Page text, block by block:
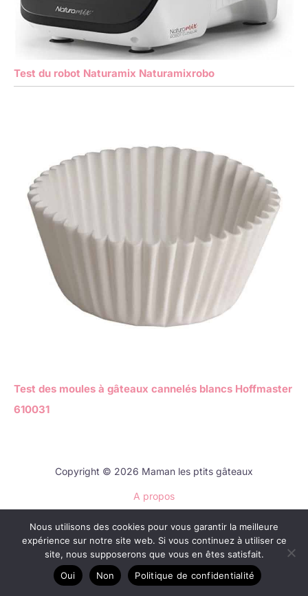
Test du robot Naturamix Naturamixrobo
Test des moules à gâteaux cannelés blancs Hoffmaster
610031
Copyright © 2026 Maman les ptits gâteaux
A propos
Plan du site
Mentions légales
Politique de confidentialité
Nous utilisons des cookies pour vous garantir la meilleure
expérience sur notre site web. Si vous continuez à utiliser ce
site, nous supposerons que vous en êtes satisfait.
Oui
Non Politique de confidentialité